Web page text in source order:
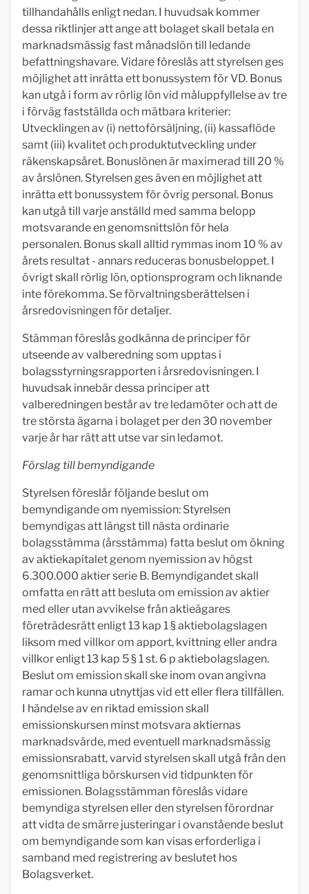
tillhandahålls enligt nedan. I huvudsak kommer
dessa riktlinjer att ange att bolaget skall betala en
marknadsmässig fast månadslön till ledande
befattningshavare. Vidare föreslås att styrelsen ges
möjlighet att inrätta ett bonussystem för VD. Bonus
kan utgå i form av rörlig lön vid måluppfyllelse av tre
i förväg fastställda och mätbara kriterier:
Utvecklingen av (i) nettoförsäljning, (ii) kassaflöde
samt (iii) kvalitet och produktutveckling under
räkenskapsåret. Bonuslönen är maximerad till 20 %
av årslönen. Styrelsen ges även en möjlighet att
inrätta ett bonussystem för övrig personal. Bonus
kan utgå till varje anställd med samma belopp
motsvarande en genomsnittslön för hela
personalen. Bonus skall alltid rymmas inom 10 % av
årets resultat - annars reduceras bonusbeloppet. I
övrigt skall rörlig lön, optionsprogram och liknande
inte förekomma. Se förvaltningsberättelsen i
årsredovisningen för detaljer.
Stämman föreslås godkänna de principer för
utseende av valberedning som upptas i
bolagsstyrningsrapporten i årsredovisningen. I
huvudsak innebär dessa principer att
valberedningen består av tre ledamöter och att de
tre största ägarna i bolaget per den 30 november
varje år har rätt att utse var sin ledamot.
Förslag till bemyndigande
Styrelsen föreslår följande beslut om
bemyndigande om nyemission: Styrelsen
bemyndigas att längst till nästa ordinarie
bolagsstämma (årsstämma) fatta beslut om ökning
av aktiekapitalet genom nyemission av högst
6.300.000 aktier serie B. Bemyndigandet skall
omfatta en rätt att besluta om emission av aktier
med eller utan avvikelse från aktieägares
företrädesrätt enligt 13 kap 1 § aktiebolagslagen
liksom med villkor om apport, kvittning eller andra
villkor enligt 13 kap 5 § 1 st. 6 p aktiebolagslagen.
Beslut om emission skall ske inom ovan angivna
ramar och kunna utnyttjas vid ett eller flera tillfällen.
I händelse av en riktad emission skall
emissionskursen minst motsvara aktiernas
marknadsvärde, med eventuell marknadsmässig
emissionsrabatt, varvid styrelsen skall utgå från den
genomsnittliga börskursen vid tidpunkten för
emissionen. Bolagsstämman föreslås vidare
bemyndiga styrelsen eller den styrelsen förordnar
att vidta de smärre justeringar i ovanstående beslut
om bemyndigande som kan visas erforderliga i
samband med registrering av beslutet hos
Bolagsverket.